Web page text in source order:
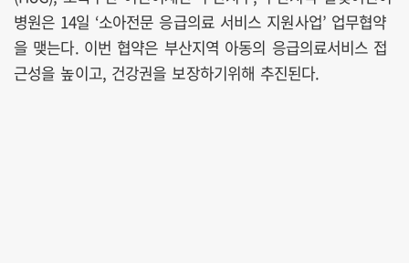
병원은 14일 ‘소아전문 응급의료 서비스 지원사업’ 업무협약
을 맺는다. 이번 협약은 부산지역 아동의 응급의료서비스 접
근성을 높이고, 건강권을 보장하기위해 추진된다.